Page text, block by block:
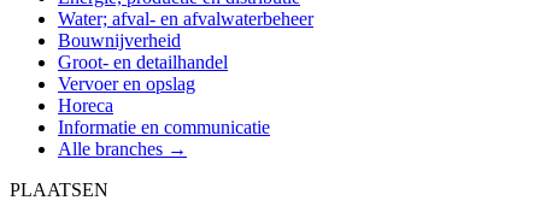
Water; afval- en afvalwaterbeheer
Bouwnijverheid
Groot- en detailhandel
Vervoer en opslag
Horeca
Informatie en communicatie
Alle branches →
PLAATSEN